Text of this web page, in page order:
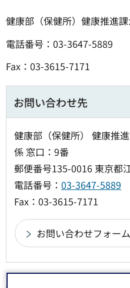
健康部（保健所）健康推進
電話番号：03-3647-5889
Fax：03-3615-7171
お問い合わせ先
健康部（保健所） 健康推
係 窓口：9番
郵便番号135-0016 東京都
電話番号： 03-3647-5889
Fax：03-3615-7171